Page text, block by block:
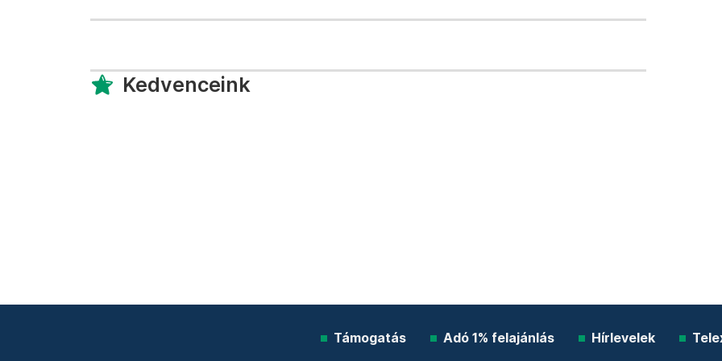
Kedvenceink
Támogatás Adó 1% felajánlás Hírlevelek